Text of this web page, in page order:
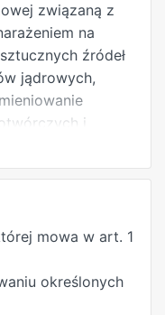
związaną z
na
źródeł
jądrowych,
i
organizacyjnej
bezpieczeństwa
za szkody
mowa w art. 1
określonych